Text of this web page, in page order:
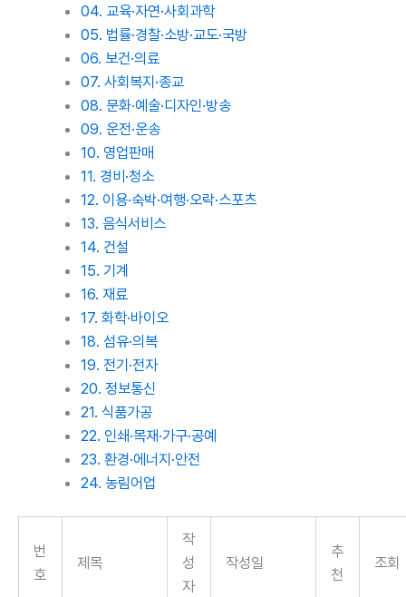
04. 교육·자연·사회과학
05. 법률·경찰·소방·교도·국방
06. 보건·의료
07. 사회복지·종교
08. 문화·예술·디자인·방송
09. 운전·운송
10. 영업판매
11. 경비·청소
12. 이용·숙박·여행·오락·스포츠
13. 음식서비스
14. 건설
15. 기계
16. 재료
17. 화학·바이오
18. 섬유·의복
19. 전기·전자
20. 정보통신
21. 식품가공
22. 인쇄·목재·가구·공예
23. 환경·에너지·안전
24. 농림어업
번
호
제목
작
성
자
작성일
추
천
조회